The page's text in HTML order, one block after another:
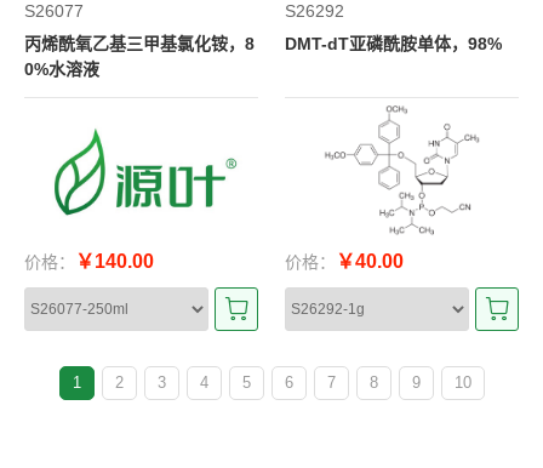
S26077
丙烯酰氧乙基三甲基氯化铵，8
0%水溶液
价格： ￥140.00
S26292
DMT-dT亚磷酰胺单体，98%
价格： ￥40.00
1 2 3 4 5 6 7 8 9 10